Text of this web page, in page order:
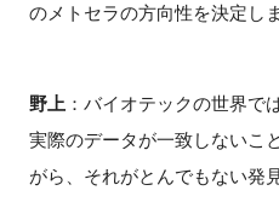
のメトセラの方向性を決定し
野上 ：バイオテックの世界で
実際のデータが一致しないこ
がら、それがとんでもない発